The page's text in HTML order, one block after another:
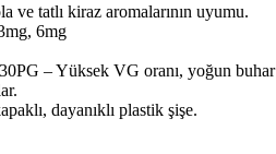
ve tatlı kiraz aromalarının uyumu.
6mg
– Yüksek VG oranı, yoğun buhar
dayanıklı plastik şişe.